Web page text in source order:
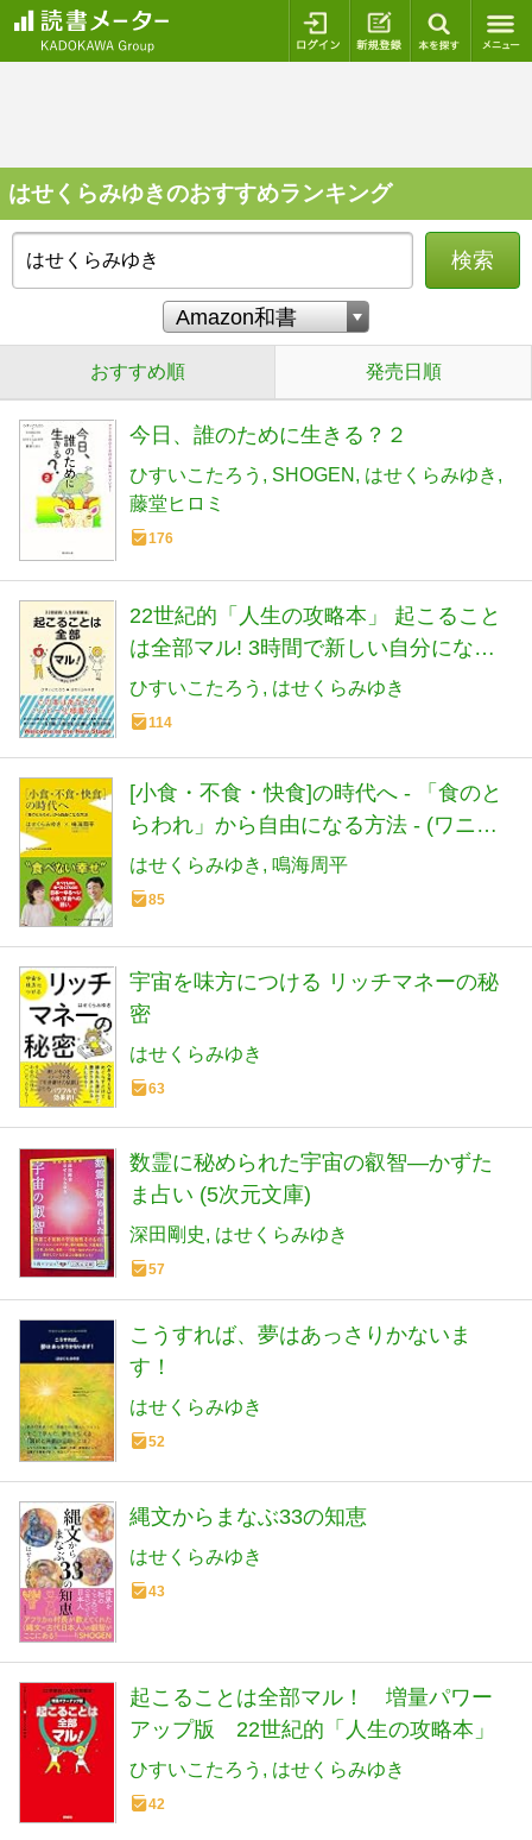
ログイン 新規登録
はせくらみゆきのおすすめランキング
検索
おすすめ順 発売日順
今日、誰のために生きる？２
ひすいこたろう SHOGEN
はせくらみゆき
藤堂ヒロミ
176
22世紀的「人生の攻略本」 起こること
は全部マル! 3時間で新しい自分になれ
るワークブック
ひすいこたろう はせくらみゆき
114
[小食・不食・快食]の時代へ - 「食のと
らわれ」から自由になる方法 - (ワニブ
ックスPLUS新書)
はせくらみゆき 鳴海周平
85
宇宙を味方につける リッチマネーの秘
密
はせくらみゆき
63
数霊に秘められた宇宙の叡智―かずた
ま占い (5次元文庫)
深田剛史 はせくらみゆき
57
こうすれば、夢はあっさりかないま
す！
はせくらみゆき
52
縄文からまなぶ33の知恵
はせくらみゆき
43
起こることは全部マル！ 増量パワー
アップ版 22世紀的「人生の攻略本」
ひすいこたろう はせくらみゆき
42